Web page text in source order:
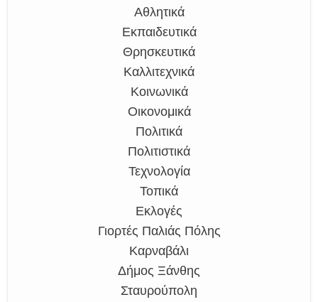
Αθλητικά
Εκπαιδευτικά
Θρησκευτικά
Καλλιτεχνικά
Κοινωνικά
Οικονομικά
Πολιτικά
Πολιτιστικά
Τεχνολογία
Τοπικά
Εκλογές
Γιορτές Παλιάς Πόλης
Καρναβάλι
Δήμος Ξάνθης
Σταυρούπολη